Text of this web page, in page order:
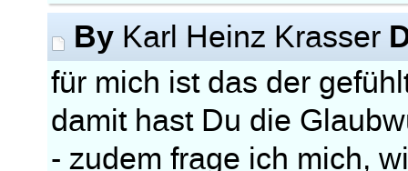
By Karl Heinz Krasser
für mich ist das der
damit hast Du die
- zudem frage ich mich,